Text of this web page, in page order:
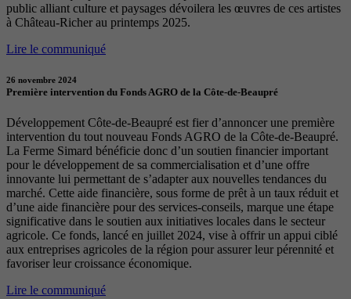
public alliant culture et paysages dévoilera les œuvres de ces artistes
à Château-Richer au printemps 2025.
Lire le communiqué
26 novembre 2024
Première intervention du Fonds AGRO de la Côte-de-Beaupré
Développement Côte-de-Beaupré est fier d’annoncer une première
intervention du tout nouveau Fonds AGRO de la Côte-de-Beaupré.
La Ferme Simard bénéficie donc d’un soutien financier important
pour le développement de sa commercialisation et d’une offre
innovante lui permettant de s’adapter aux nouvelles tendances du
marché. Cette aide financière, sous forme de prêt à un taux réduit et
d’une aide financière pour des services-conseils, marque une étape
significative dans le soutien aux initiatives locales dans le secteur
agricole. Ce fonds, lancé en juillet 2024, vise à offrir un appui ciblé
aux entreprises agricoles de la région pour assurer leur pérennité et
favoriser leur croissance économique.
Lire le communiqué